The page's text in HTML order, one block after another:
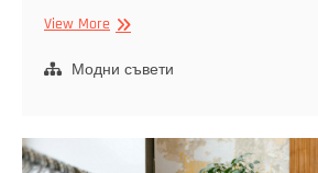
View MoreЕвропейската
на
Жуан“
Модни съвети